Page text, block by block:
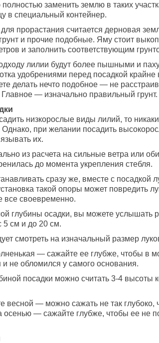
заменить землю в таких
в специальный контейнер.
прорастания считается дерновая
и прочие подобные. Яму стоит
и заполнить соответствующим
лилии будут более пышными и
удобрениями перед посадкой крайне
делать нечто подобное — не
Главное — изначально правильный грунт.
низкорослые виды лилий, то
Однако, при желании посадить
их.
из расчета на сильные ветра или
до момента укрепления стебля.
сразу же, вместе с посадкой
такой опоры может повредить
все своевременно.
глубины осадки, вы можете услышать
см и до 20 см.
смотреть на изначальный размер
— сажайте ее глубже, чтобы в
и не обломился у самого основания.
посадки можно считать 3-4 высоты
весной — можно сажать не так глубоко,
осенью — сажайте глубже, чтобы ее не